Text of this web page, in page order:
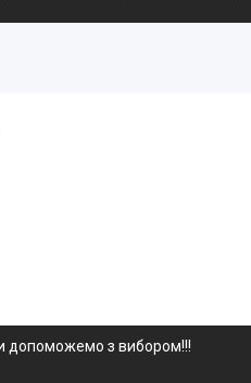
допоможемо з вибором!!!